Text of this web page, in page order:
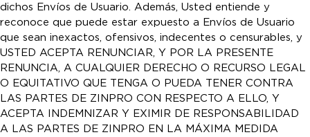
dichos Envíos de Usuario. Además, Usted entiende y
reconoce que puede estar expuesto a Envíos de Usuario
que sean inexactos, ofensivos, indecentes o censurables, y
USTED ACEPTA RENUNCIAR, Y POR LA PRESENTE
RENUNCIA, A CUALQUIER DERECHO O RECURSO LEGAL
O EQUITATIVO QUE TENGA O PUEDA TENER CONTRA
LAS PARTES DE ZINPRO CON RESPECTO A ELLO, Y
ACEPTA INDEMNIZAR Y EXIMIR DE RESPONSABILIDAD
A LAS PARTES DE ZINPRO EN LA MÁXIMA MEDIDA